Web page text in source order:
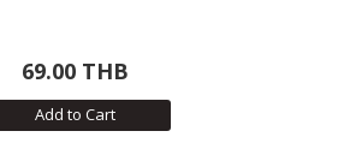
69.00 THB
Add to Cart